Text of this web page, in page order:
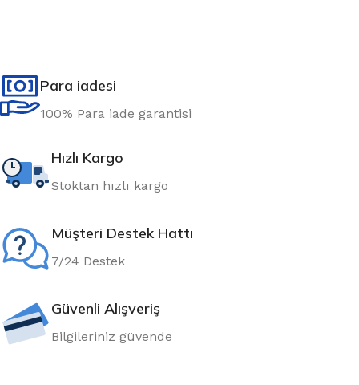
Para iadesi
100% Para iade garantisi
Hızlı Kargo
Stoktan hızlı kargo
Müşteri Destek Hattı
7/24 Destek
Güvenli Alışveriş
Bilgileriniz güvende